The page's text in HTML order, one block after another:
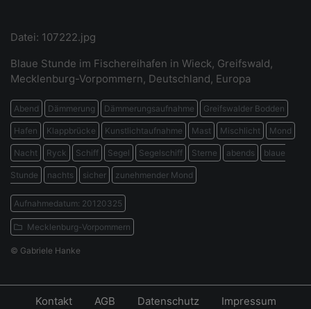
Datei: 107222.jpg
Blaue Stunde im Fischereihafen in Wieck, Greifswald,
Mecklenburg-Vorpommern, Deutschland, Europa
Abend Dämmerung Dämmerungsaufnahme Greifswalder Bodden
Hafen Klappbrücke Kunstlichtaufnahme Mast Mischlicht Mond
Nacht Ryck Schiff Segel Segelschiff Sterne abends blaue
Stunde nachts sicher zunehmender Mond
Aufnahmedatum: 20120325
Mecklenburg-Vorpommern
© Gabriele Hanke
Kontakt AGB Datenschutz Impressum